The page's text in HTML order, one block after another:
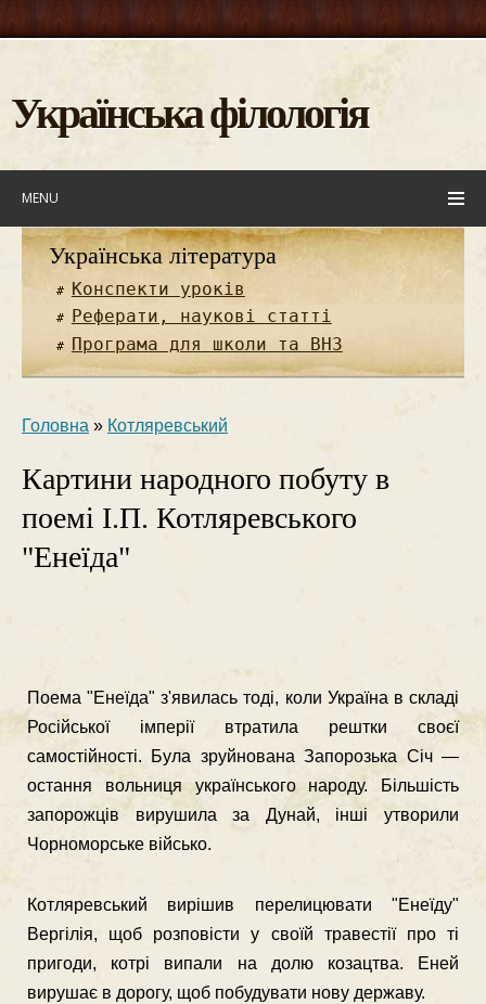
Українська філологія
MENU
Українська література
Конспекти уроків
Реферати, наукові статті
Програма для школи та ВНЗ
Головна » Котляревський
Картини народного побуту в
поемі І.П. Котляревського
"Енеїда"
Поема "Енеїда" з'явилась тоді, коли Україна в складі
Російської імперії втратила рештки своєї
самостійності. Була зруйнована Запорозька Січ —
ос­тання вольниця українського народу. Більшість
запорожців вирушила за Дунай, інші утворили
Чорноморське військо.
Котляревський вирішив перелицювати "Енеїду"
Вергілія, щоб розповісти у своїй травестії про ті
пригоди, котрі випали на долю козацтва. Еней
вирушає в дорогу, щоб побудувати нову державу.